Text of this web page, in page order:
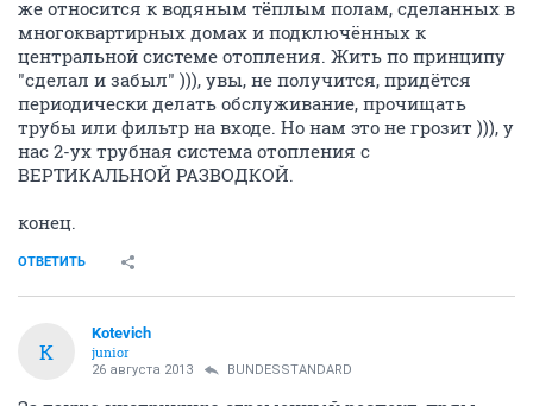
же относится к водяным тёплым полам, сделанных в
многоквартирных домах и подключённых к
центральной системе отопления. Жить по принципу
"сделал и забыл" ))), увы, не получится, придётся
периодически делать обслуживание, прочищать
трубы или фильтр на входе. Но нам это не грозит ))), у
нас 2-ух трубная система отопления с
ВЕРТИКАЛЬНОЙ РАЗВОДКОЙ.
конец.
ОТВЕТИТЬ
K
Kotevich
junior
26 августа 2013 BUNDESSTANDARD